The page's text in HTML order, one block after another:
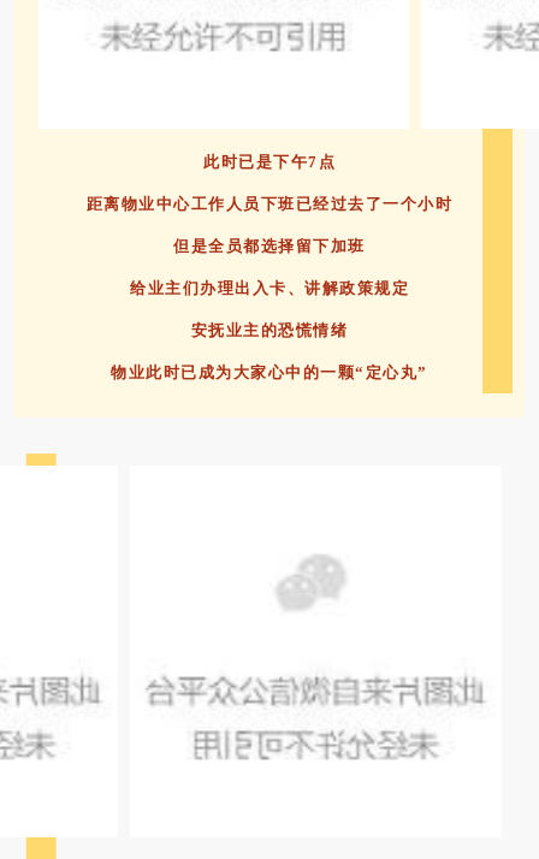
此时已是下午7点
距离物业中心工作人员下班已经过去了一个小时
但是全员都选择留下加班
给业主们办理出入卡、讲解政策规定
安抚业主的恐慌情绪
物业此时已成为大家心中的一颗“定心丸”